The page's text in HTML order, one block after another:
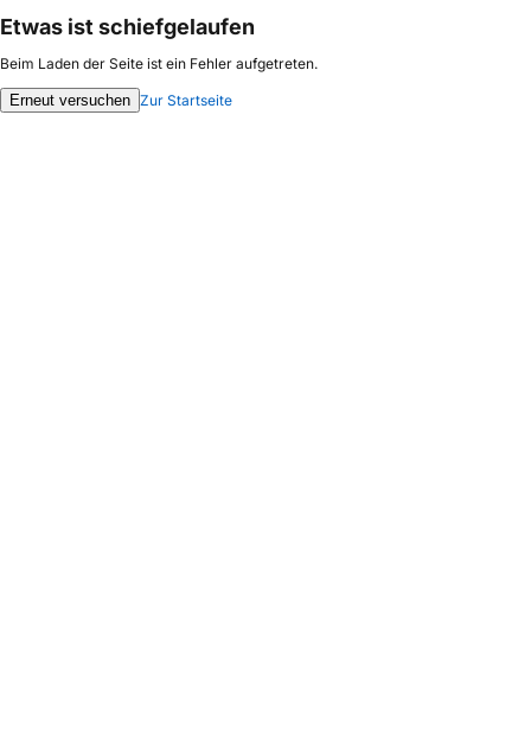
Etwas ist schiefgelaufen
Beim Laden der Seite ist ein Fehler aufgetreten.
Erneut versuchen Zur Startseite